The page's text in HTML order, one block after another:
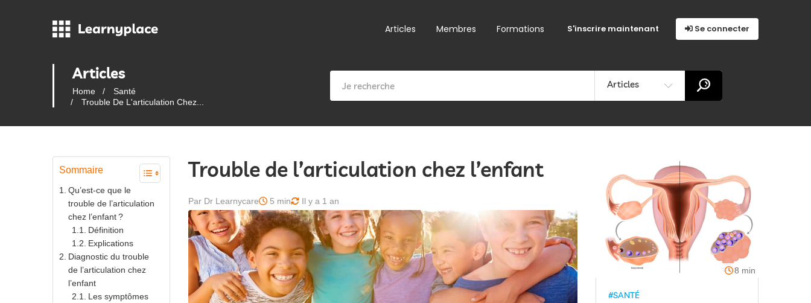
Articles Membres Formations Se connecter
S'inscrire maintenant
Articles
Home
Santé
Trouble De L'articulation Chez...
Articles
Sommaire
Qu’est-ce que le
trouble de l’articulation
chez l’enfant ?
Définition
Explications
Diagnostic du trouble
de l’articulation chez
l’enfant
Les symptômes
Trouble de l’articulation chez l’enfant
Par Dr Learnycare 5 min Il y a 1 an
8 min
#SANTÉ